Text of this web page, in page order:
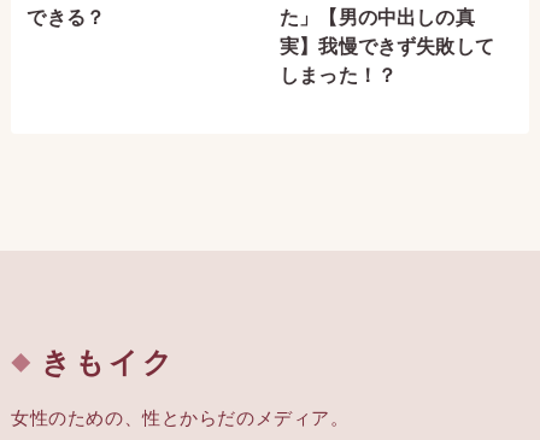
できる？
た」【男の中出しの真
実】我慢できず失敗して
しまった！？
きもイク
女性のための、性とからだのメディア。